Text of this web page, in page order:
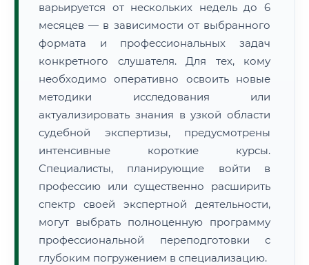
варьируется от нескольких недель до 6
месяцев — в зависимости от выбранного
формата и профессиональных задач
конкретного слушателя. Для тех, кому
необходимо оперативно освоить новые
методики исследования или
актуализировать знания в узкой области
судебной экспертизы, предусмотрены
интенсивные короткие курсы.
Специалисты, планирующие войти в
профессию или существенно расширить
спектр своей экспертной деятельности,
могут выбрать полноценную программу
профессиональной переподготовки с
глубоким погружением в специализацию.